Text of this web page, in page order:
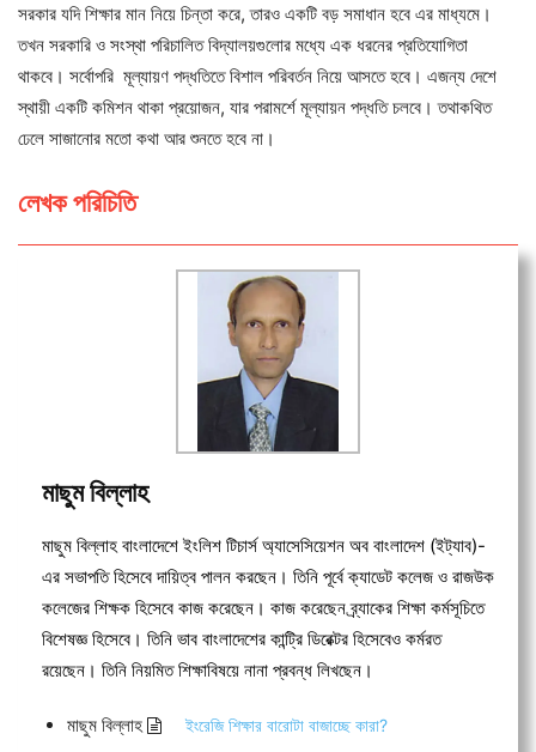
সরকার যদি শিক্ষার মান নিয়ে চিন্তা করে, তারও একটি বড় সমাধান হবে এর মাধ্যমে।
তখন সরকারি ও সংস্থা পরিচালিত বিদ্যালয়গুলোর মধ্যে এক ধরনের প্রতিযোগিতা
থাকবে। সর্বোপরি মূল্যায়ণ পদ্ধতিতে বিশাল পরিবর্তন নিয়ে আসতে হবে। এজন্য দেশে
স্থায়ী একটি কমিশন থাকা প্রয়োজন, যার পরামর্শে মূল্যায়ন পদ্ধতি চলবে। তথাকথিত
ঢেলে সাজানোর মতো কথা আর শুনতে হবে না।
লেখক পরিচিতি
মাছুম বিল্লাহ
মাছুম বিল্লাহ বাংলাদেশে ইংলিশ টিচার্স অ্যাসেসিয়েশন অব বাংলাদেশ (ইট্যাব)-
এর সভাপতি হিসেবে দায়িত্ব পালন করছেন। তিনি পূর্বে ক্যাডেট কলেজ ও রাজউক
কলেজের শিক্ষক হিসেবে কাজ করেছেন। কাজ করেছেন ব্র্যাকের শিক্ষা কর্মসূচিতে
বিশেষজ্ঞ হিসেবে। তিনি ভাব বাংলাদেশের কান্ট্রি ডিরেক্টর হিসেবেও কর্মরত
রয়েছেন। তিনি নিয়মিত শিক্ষাবিষয়ে নানা প্রবন্ধ লিখছেন।
মাছুম বিল্লাহ ইংরেজি শিক্ষার বারোটা বাজাচ্ছে কারা?